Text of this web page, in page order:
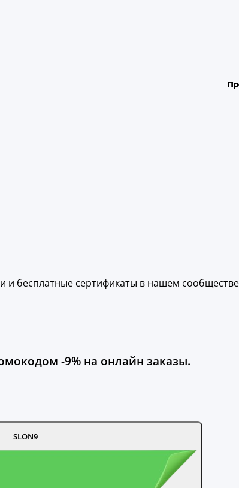
и бесплатные сертификаты в нашем
-9% на онлайн заказы.
SLON9